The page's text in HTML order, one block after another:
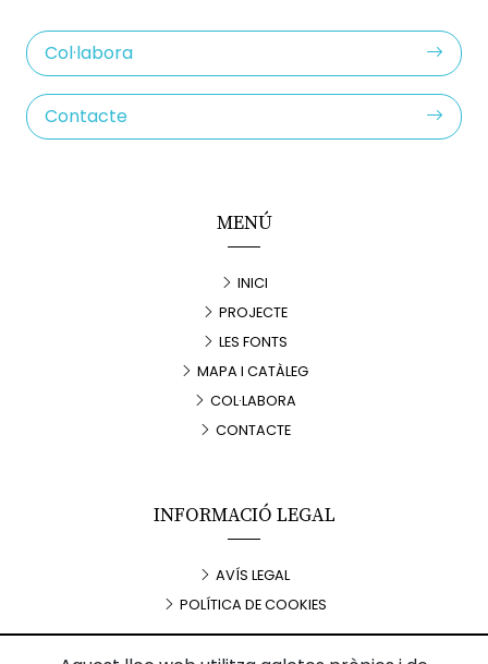
Col·labora
Contacte
MENÚ
INICI
PROJECTE
LES FONTS
MAPA I CATÀLEG
COL·LABORA
CONTACTE
INFORMACIÓ LEGAL
AVÍS LEGAL
POLÍTICA DE COOKIES